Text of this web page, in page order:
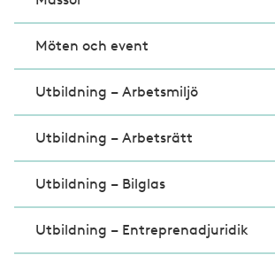
Möten och event
Utbildning – Arbetsmiljö
Utbildning – Arbetsrätt
Utbildning – Bilglas
Utbildning – Entreprenadjuridik